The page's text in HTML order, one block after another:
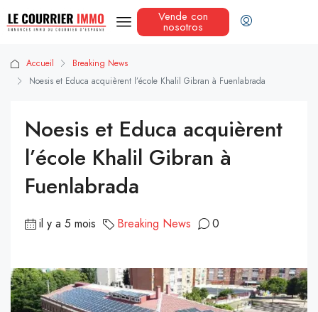
Vende con
nosotros
Accueil
Breaking News
Noesis et Educa acquièrent l’école Khalil Gibran à Fuenlabrada
Noesis et Educa acquièrent
l’école Khalil Gibran à
Fuenlabrada
il y a 5 mois Breaking News 0